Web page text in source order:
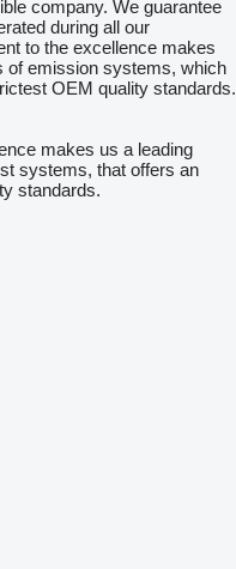
company. We guarantee
during all our
to the excellence makes
of emission systems, which
OEM quality standards.
makes us a leading
systems, that offers an
standards.